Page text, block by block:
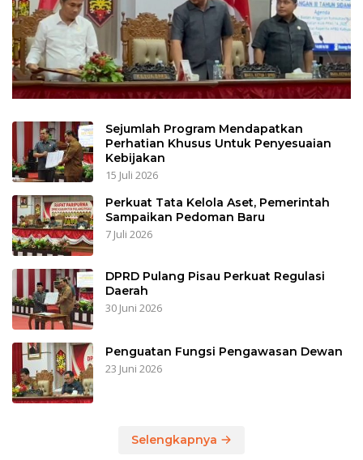
Sejumlah Program Mendapatkan
Perhatian Khusus Untuk Penyesuaian
Kebijakan
15 Juli 2026
Perkuat Tata Kelola Aset, Pemerintah
Sampaikan Pedoman Baru
7 Juli 2026
DPRD Pulang Pisau Perkuat Regulasi
Daerah
30 Juni 2026
Penguatan Fungsi Pengawasan Dewan
23 Juni 2026
Selengkapnya